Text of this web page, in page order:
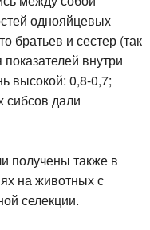
однояйцевых
братьев и сестер (так
внутри
высокой: 0,8-0,7;
сибсов дали
получены также в
на животных с
селекции.